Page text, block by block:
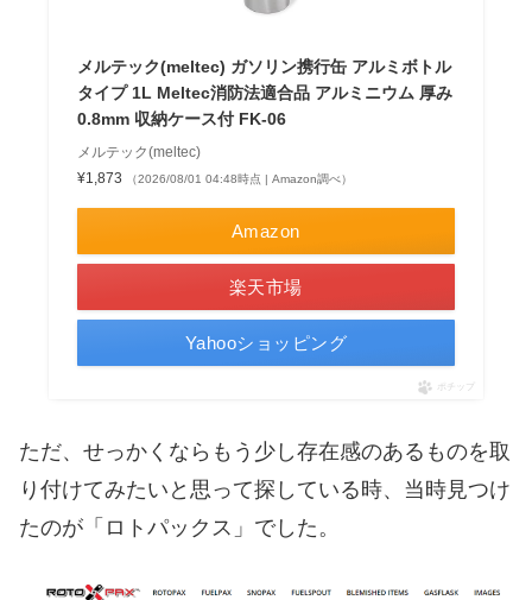
メルテック(meltec) ガソリン携行缶 アルミボトル
タイプ 1L Meltec消防法適合品 アルミニウム 厚み
0.8mm 収納ケース付 FK-06
メルテック(meltec)
¥1,873
（2026/08/01 04:48時点 | Amazon調べ）
Amazon
楽天市場
Yahooショッピング
ポチップ
ただ、せっかくならもう少し存在感のあるものを取
り付けてみたいと思って探している時、当時見つけ
たのが「ロトパックス」でした。